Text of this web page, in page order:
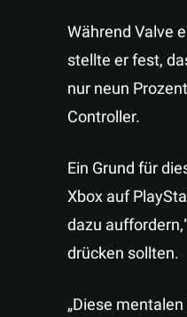
Während Valve
stellte er fest,
nur neun
Controller.
Ein Grund für
Xbox auf
dazu
drücken sollten.
„Diese